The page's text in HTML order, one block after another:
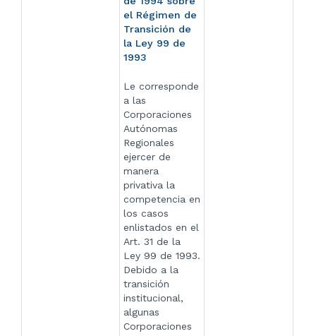
el Régimen de
Transición de
la Ley 99 de
1993
Le corresponde
a las
Corporaciones
Autónomas
Regionales
ejercer de
manera
privativa la
competencia en
los casos
enlistados en el
Art. 31 de la
Ley 99 de 1993.
Debido a la
transición
institucional,
algunas
Corporaciones